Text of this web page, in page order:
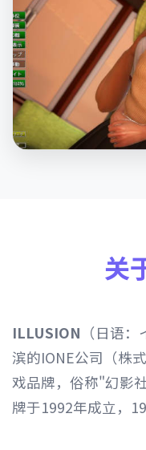
关
ILLUSION （日语
滨的IONE公司（株
戏品牌，俗称"幻影
牌于1992年成立，